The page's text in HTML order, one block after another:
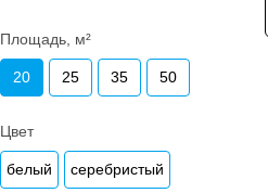
Площадь, м²
20 25 35 50
Цвет
белый серебристый